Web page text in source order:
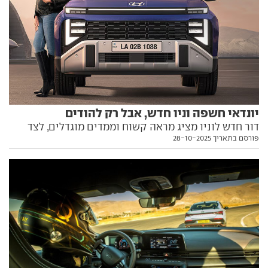
יונדאי חשפה וניו חדש, אבל רק להודים
דור חדש לוניו מציג מראה קשוח וממדים מוגדלים, לצד
יחידות הנעה עדכניות, אבל הוא לא צפוי להגיע לישראל.
פורסם בתאריך 28-10-2025